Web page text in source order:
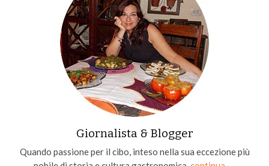
Giornalista & Blogger
Quando passione per il cibo, inteso nella sua eccezione più